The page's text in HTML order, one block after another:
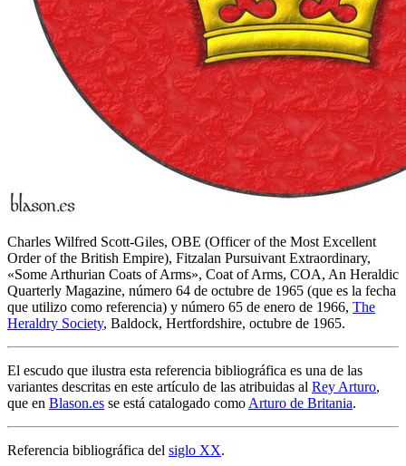
Charles Wilfred Scott-Giles, OBE (Officer of the Most Excellent
Order of the British Empire), Fitzalan Pursuivant Extraordinary,
«Some Arthurian Coats of Arms», Coat of Arms, COA, An Heraldic
Quarterly Magazine, número 64 de octubre de 1965 (que es la fecha
que utilizo como referencia) y número 65 de enero de 1966, The
Heraldry Society, Baldock, Hertfordshire, octubre de 1965.
El escudo que ilustra esta referencia bibliográfica es una de las
variantes descritas en este artículo de las atribuidas al Rey Arturo,
que en Blason.es se está catalogado como Arturo de Britania.
Referencia bibliográfica del siglo XX.